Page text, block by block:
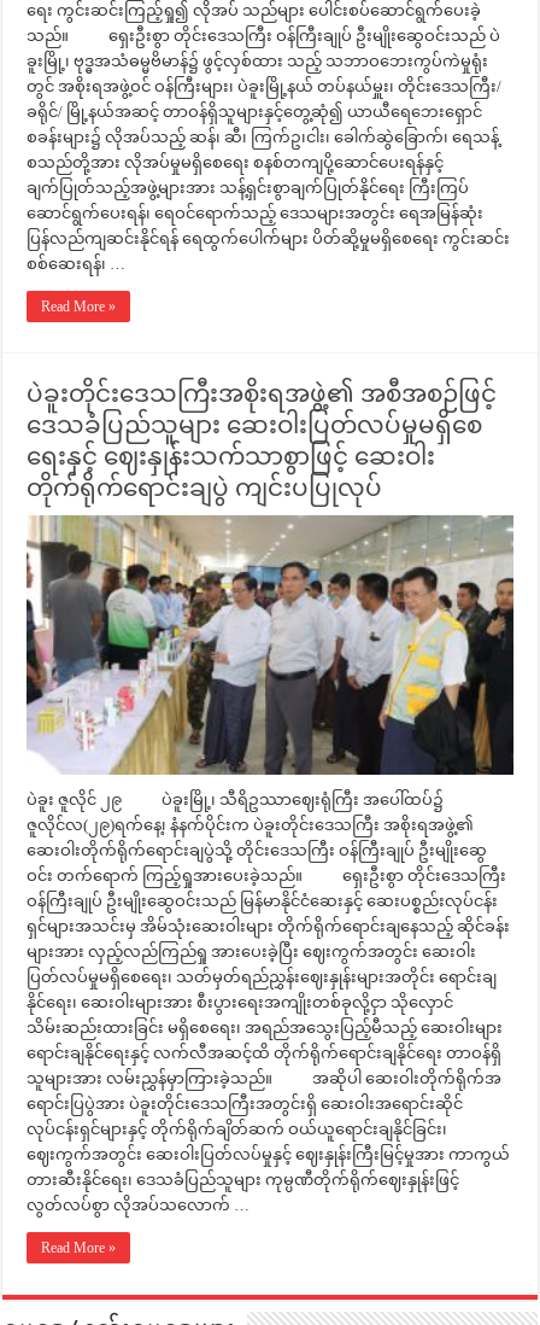
ရေး ကွင်းဆင်းကြည့်ရှု၍ လိုအပ် သည်များ ပေါင်းစပ်ဆောင်ရွက်ပေးခဲ့
သည်။ ရှေးဦးစွာ တိုင်းဒေသကြီး ဝန်ကြီးချုပ် ဦးမျိုးဆွေဝင်းသည် ပဲ
ခူးမြို့၊ ဗုဒ္ဓအသံဓမ္မဗိမာန်၌ ဖွင့်လှစ်ထား သည့် သဘာဝဘေးကွပ်ကဲမှုရုံး
တွင် အစိုးရအဖွဲ့ဝင် ဝန်ကြီးများ၊ ပဲခူးမြို့နယ် တပ်နယ်မှူး၊ တိုင်းဒေသကြီး/
ခရိုင်/ မြို့နယ်အဆင့် တာဝန်ရှိသူများနှင့်တွေ့ဆုံ၍ ယာယီရေဘေးရှောင်
စခန်းများ၌ လိုအပ်သည့် ဆန်၊ ဆီ၊ ကြက်ဥ၊ငါး၊ ခေါက်ဆွဲခြောက်၊ ရေသန့်
စသည်တို့အား လိုအပ်မှုမရှိစေရေး စနစ်တကျပို့ဆောင်ပေးရန်နှင့်
ချက်ပြုတ်သည့်အဖွဲ့များအား သန့်ရှင်းစွာချက်ပြုတ်နိုင်ရေး ကြီးကြပ်
ဆောင်ရွက်ပေးရန်၊ ရေဝင်ရောက်သည့် ဒေသများအတွင်း ရေအမြန်ဆုံး
ပြန်လည်ကျဆင်းနိုင်ရန် ရေထွက်ပေါက်များ ပိတ်ဆို့မှုမရှိစေရေး ကွင်းဆင်း
စစ်ဆေးရန်၊ …
Read More »
ပဲခူးတိုင်းဒေသကြီးအစိုးရအဖွဲ့၏ အစီအစဉ်ဖြင့်
ဒေသခံပြည်သူများ ဆေးဝါးပြတ်လပ်မှုမရှိစေ
ရေးနှင့် ဈေးနှုန်းသက်သာစွာဖြင့် ဆေးဝါး
တိုက်ရိုက်ရောင်းချပွဲ ကျင်းပပြုလုပ်
ပဲခူး ဇူလိုင် ၂၉ ပဲခူးမြို့၊ သီရိဥဿာဈေးရုံကြီး အပေါ်ထပ်၌
ဇူလိုင်လ(၂၉)ရက်နေ့၊ နံနက်ပိုင်းက ပဲခူးတိုင်းဒေသကြီး အစိုးရအဖွဲ့၏
ဆေးဝါးတိုက်ရိုက်ရောင်းချပွဲသို့ တိုင်းဒေသကြီး ဝန်ကြီးချုပ် ဦးမျိုးဆွေ
ဝင်း တက်ရောက် ကြည့်ရှုအားပေးခဲ့သည်။ ရှေးဦးစွာ တိုင်းဒေသကြီး
ဝန်ကြီးချုပ် ဦးမျိုးဆွေဝင်းသည် မြန်မာနိုင်ငံဆေးနှင့် ဆေးပစ္စည်းလုပ်ငန်း
ရှင်များအသင်းမှ အိမ်သုံးဆေးဝါးများ တိုက်ရိုက်ရောင်းချနေသည့် ဆိုင်ခန်း
များအား လှည့်လည်ကြည်ရှု အားပေးခဲ့ပြီး ဈေးကွက်အတွင်း ဆေးဝါး
ပြတ်လပ်မှုမရှိစေရေး၊ သတ်မှတ်ရည်ညွှန်းဈေးနှုန်းများအတိုင်း ရောင်းချ
နိုင်ရေး၊ ဆေးဝါးများအား စီးပွားရေးအကျိုးတစ်ခုလို့ငှာ သိုလှောင်
သိမ်းဆည်းထားခြင်း မရှိစေရေး၊ အရည်အသွေးပြည့်မီသည့် ဆေးဝါးများ
ရောင်းချနိုင်ရေးနှင့် လက်လီအဆင့်ထိ တိုက်ရိုက်ရောင်းချနိုင်ရေး တာဝန်ရှိ
သူများအား လမ်းညွှန်မှာကြားခဲ့သည်။ အဆိုပါ ဆေးဝါးတိုက်ရိုက်အ
ရောင်းပြပွဲအား ပဲခူးတိုင်းဒေသကြီးအတွင်းရှိ ဆေးဝါးအရောင်းဆိုင်
လုပ်ငန်းရှင်များနှင့် တိုက်ရိုက်ချိတ်ဆက် ဝယ်ယူရောင်းချနိုင်ခြင်း၊
ဈေးကွက်အတွင်း ဆေးဝါးပြတ်လပ်မှုနှင့် ဈေးနှုန်းကြီးမြင့်မှုအား ကာကွယ်
တားဆီးနိုင်ရေး၊ ဒေသခံပြည်သူများ ကုမ္ပဏီတိုက်ရိုက်ဈေးနှုန်းဖြင့်
လွတ်လပ်စွာ လိုအပ်သလောက် …
Read More »